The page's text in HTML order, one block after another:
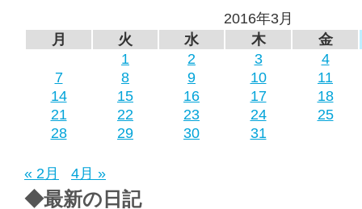
2016年3月
月
火 水 木
金
1
2 3
4
7
8 9 10
11
14
15 16 17
18
21
22 23 24
25
28
29 30 31
« 2月 4月 »
◆最新の日記